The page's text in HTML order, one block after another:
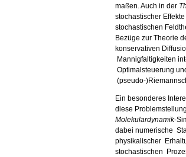
maßen. Auch in der
stochastischer
stochastischen
Bezüge zur Theorie
konservativen
Mannigfaltigkeiten
Optimalsteuerung
(pseudo-
Ein besonderes
diese
Molekulardynamik-
dabei numerische
physikalischer
stochastischen